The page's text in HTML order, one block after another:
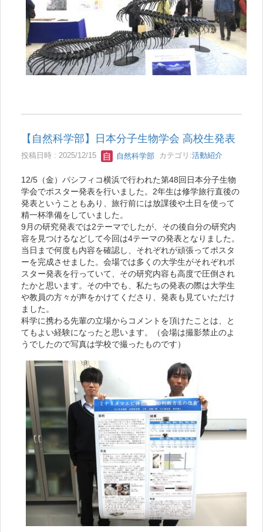
【自然科学部】日本分子生物学会 高校生発表
投稿日時 : 2025/12/15 自然科学部 カテゴリ:活動紹介
12/5（金）パシフィコ横浜で行われた第48回日本分子生物
学会でポスター発表を行いました。2年生は修学旅行直後の
発表ということもあり、旅行前には放課後や土日を使って
精一杯準備をしていました。
9月の研究発表では2テーマでしたが、その後自分の研究内
容を見つけるなどして今回は4テーマの発表となりました。
当日まで何度も内容を確認し、それぞれが頑張ってポスタ
ーを完成させました。会場では多くの大学生がそれぞれポ
スター発表を行っていて、その研究内容も高度で圧倒され
たかと思います。その中でも、私たちの発表の際は大学生
や教員の方々が声をかけてくださり、発表も見ていただけ
ました。
科学に携わる先輩の立場からコメントを頂けたことは、と
てもよい経験になったと思います。（会場は撮影禁止のよ
うでしたので写真は学校で撮ったものです）